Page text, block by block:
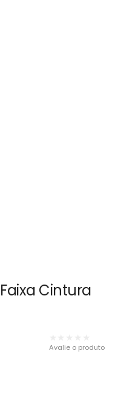
Cintura
Avalie o produto